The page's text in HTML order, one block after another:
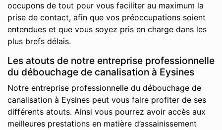
occupons de tout pour vous faciliter au maximum la
prise de contact, afin que vos préoccupations soient
entendues et que vous soyez pris en charge dans les
plus brefs délais.
Les atouts de notre entreprise professionnelle
du débouchage de canalisation à Eysines
Notre entreprise professionnelle du débouchage de
canalisation à Eysines peut vous faire profiter de ses
différents atouts. Ainsi vous pourrez avoir accès aux
meilleures prestations en matière d’assainissement